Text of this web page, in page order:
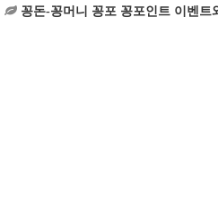
꽁돈-꽁머니 꽁포 꽁포인트 이벤트